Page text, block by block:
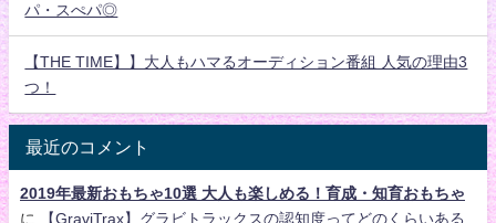
パ・スぺパ◎
【THE TIME】】大人もハマるオーディション番組 人気の理由3
つ！
最近のコメント
2019年最新おもちゃ10選 大人も楽しめる！育成・知育おもちゃ
に
【GraviTrax】グラビトラックスの認知度ってどのくらいある